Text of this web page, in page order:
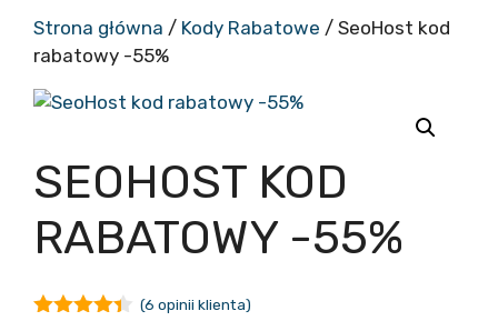
Strona główna / Kody Rabatowe / SeoHost kod
rabatowy -55%
SEOHOST KOD
RABATOWY -55%
(6 opinii klienta)